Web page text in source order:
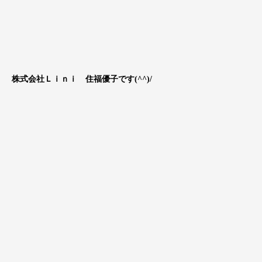
株式会社Ｌｉｎｉ 住福優子です(^^)/